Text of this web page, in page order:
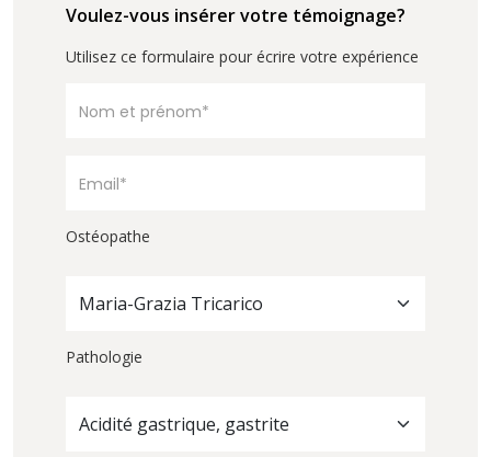
Voulez-vous insérer votre témoignage?
Utilisez ce formulaire pour écrire votre expérience
Ostéopathe
Maria-Grazia Tricarico
Pathologie
Acidité gastrique, gastrite